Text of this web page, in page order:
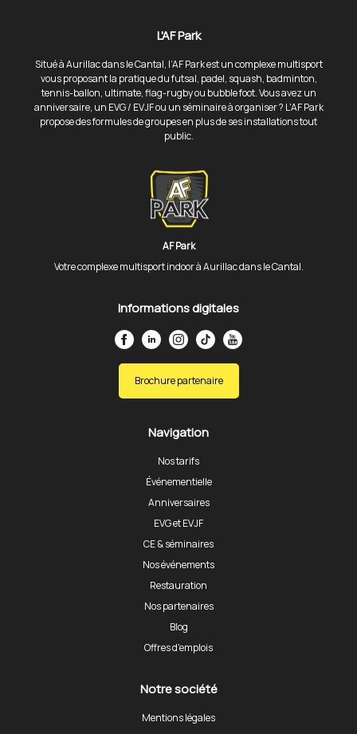
L'AF Park
Situé à Aurillac dans le Cantal, l’AF Park est un complexe multisport
vous proposant la pratique du futsal, padel, squash, badminton,
tennis-ballon, ultimate, flag-rugby ou bubble foot. Vous avez un
anniversaire, un EVG / EVJF ou un séminaire à organiser ? L'AF Park
propose des formules de groupes en plus de ses installations tout
public.
AF Park
Votre complexe multisport indoor à Aurillac dans le Cantal.
Informations digitales
Brochure partenaire
Navigation
Nos tarifs
Événementielle
Anniversaires
EVG et EVJF
CE & séminaires
Nos événements
Restauration
Nos partenaires
Blog
Offres d'emplois
Notre société
Mentions légales